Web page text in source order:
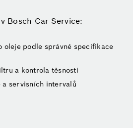
Bosch Car Service:
oleje podle správné specifikace
a kontrola těsnosti
a servisních intervalů